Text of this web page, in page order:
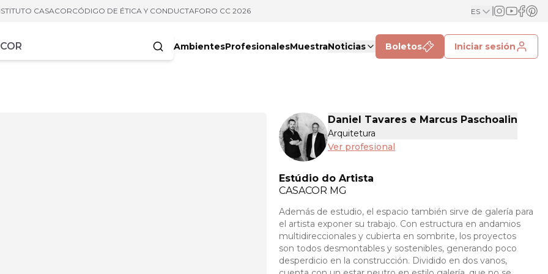
CASACORCÓDIGO DE ÉTICA Y CONDUCTAFORO CC 2026 ES
AmbientesProfesionalesMuestraNoticias Boletos Iniciar sesión
Daniel Tavares e Marcus Paschoalin
Arquitetura
Ver profesional
Estúdio do Artista
CASACOR MG
Además de estudio, el espacio también sirve de galería para
el artista exponer su trabajo. Con estructura en andamios
multidireccionales y cubierta en sombrite, los proyectos
son todos desmontables y sostenibles, generando poco
desperdicio en la construcción. Dividido en dos vanos,